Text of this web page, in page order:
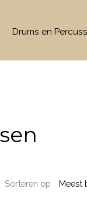
Drums en
Sorteren op Meest